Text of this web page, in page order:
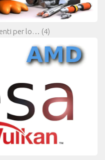
per lo… (4)